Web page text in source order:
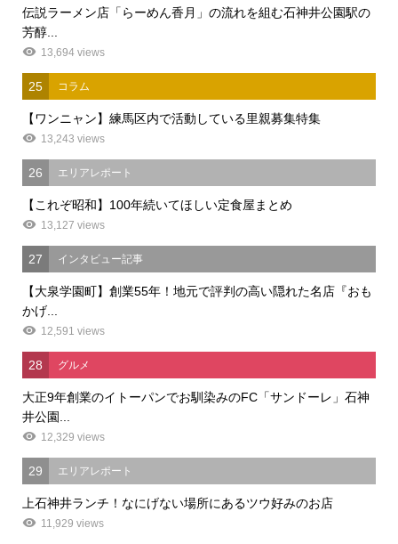
伝説ラーメン店「らーめん香月」の流れを組む石神井公園駅の
芳醇...
13,694 views
25 コラム
【ワンニャン】練馬区内で活動している里親募集特集
13,243 views
26 エリアレポート
【これぞ昭和】100年続いてほしい定食屋まとめ
13,127 views
27 インタビュー記事
【大泉学園町】創業55年！地元で評判の高い隠れた名店『おも
かげ...
12,591 views
28 グルメ
大正9年創業のイトーパンでお馴染みのFC「サンドーレ」石神
井公園...
12,329 views
29 エリアレポート
上石神井ランチ！なにげない場所にあるツウ好みのお店
11,929 views